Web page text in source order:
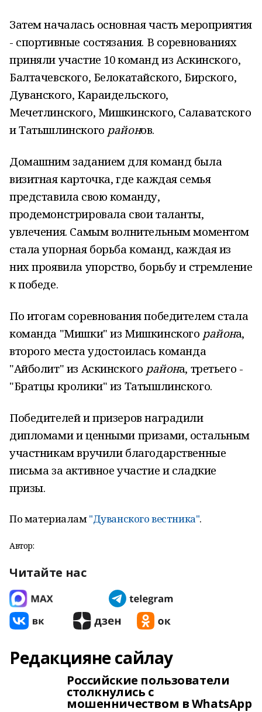
Затем началась основная часть мероприятия
- спортивные состязания. В соревнованиях
приняли участие 10 команд из Аскинского,
Балтачевского, Белокатайского, Бирского,
Дуванского, Караидельского,
Мечетлинского, Мишкинского, Салаватского
и Татышлинского районов.
Домашним заданием для команд была
визитная карточка, где каждая семья
представила свою команду,
продемонстрировала свои таланты,
увлечения. Самым волнительным моментом
стала упорная борьба команд, каждая из
них проявила упорство, борьбу и стремление
к победе.
По итогам соревнования победителем стала
команда "Мишки" из Мишкинского района,
второго места удостоилась команда
"Айболит" из Аскинского района, третьего -
"Братцы кролики" из Татышлинского.
Победителей и призеров наградили
дипломами и ценными призами, остальным
участникам вручили благодарственные
письма за активное участие и сладкие
призы.
По материалам"Дуванского вестника".
Автор:
Читайте нас
Редакцияне сайлау
Российские пользователи
столкнулись с
мошенничеством в WhatsApp